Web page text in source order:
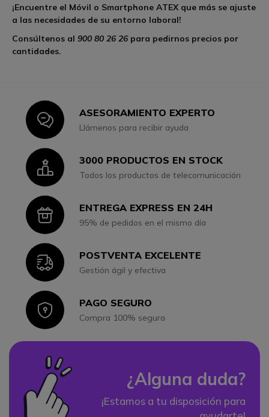
¡Encuentre el Móvil o Smartphone ATEX que más se ajuste
a las necesidades de su entorno laboral!
Consúltenos al 900 80 26 26para pedirnos precios por
cantidades.
IconASESORAMIENTO EXPERTO
Llámenos para recibir ayuda
Icon3000 PRODUCTOS EN STOCK
Todos los productos de telecomunicación
IconENTREGA EXPRESS EN 24H
95% de pedidos en el mismo día
IconPOSTVENTA EXCELENTE
Gestión ágil y efectiva
IconPAGO SEGURO
Compra 100% segura
¿Alguna duda?
¡Estamos a tu disposición para